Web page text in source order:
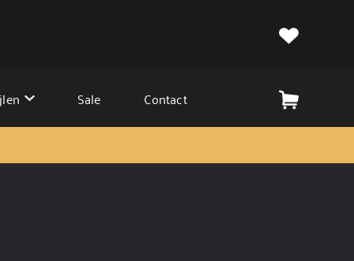
Sale Contact